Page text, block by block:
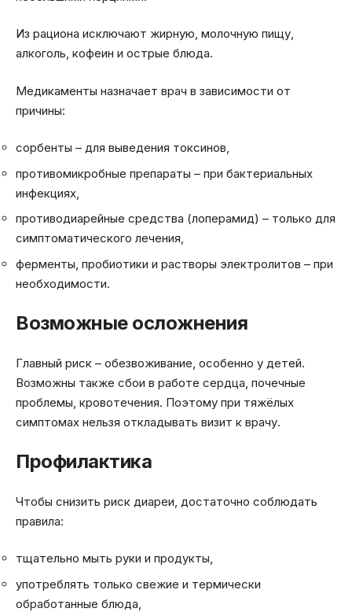
Из рациона исключают жирную, молочную пищу,
алкоголь, кофеин и острые блюда.
Медикаменты назначает врач в зависимости от
причины:
сорбенты – для выведения токсинов,
противомикробные препараты – при бактериальных
инфекциях,
противодиарейные средства (лоперамид) – только для
симптоматического лечения,
ферменты, пробиотики и растворы электролитов – при
необходимости.
Возможные осложнения
Главный риск – обезвоживание, особенно у детей.
Возможны также сбои в работе сердца, почечные
проблемы, кровотечения. Поэтому при тяжёлых
симптомах нельзя откладывать визит к врачу.
Профилактика
Чтобы снизить риск диареи, достаточно соблюдать
правила:
тщательно мыть руки и продукты,
употреблять только свежие и термически
обработанные блюда,